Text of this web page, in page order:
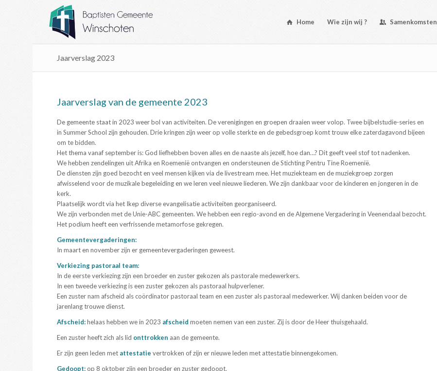
Home Wie zijn wij ? Samenkomsten
Jaarverslag 2023
Jaarverslag van de gemeente 2023
De gemeente staat in 2023 weer bol van activiteiten. De verenigingen en groepen draaien weer volop. Twee bijbelstudie-series en
in Summer School zijn gehouden. Drie kringen zijn weer op volle sterkte en de gebedsgroep komt trouw elke zaterdagavond bijeen
om te bidden.
Het thema vanaf september is: God liefhebben boven alles en de naaste als jezelf, hoe dan…? Dit geeft veel stof tot nadenken.
We hebben zendelingen uit Afrika en Roemenië ontvangen en ondersteunen de Stichting Pentru Tine Roemenië.
De diensten zijn goed bezocht en veel mensen kijken via de livestream mee. Het muziekteam en de muziekgroep zorgen
afwisselend voor de muzikale begeleiding en we leren veel nieuwe liederen. We zijn dankbaar voor de kinderen en jongeren in de
kerk.
Plaatselijk wordt via het Ikep diverse evangelisatie activiteiten georganiseerd.
We zijn verbonden met de Unie-ABC gemeenten. We hebben een regio-avond en de Algemene Vergadering in Veenendaal bezocht.
Het podium heeft een verfrissende metamorfose gekregen.
Gemeentevergaderingen:
In maart en november zijn er gemeentevergaderingen geweest.
Verkiezing pastoraal team:
In de eerste verkiezing zijn een broeder en zuster gekozen als pastorale medewerkers.
In een tweede verkiezing is een zuster gekozen als pastoraal hulpverlener.
Een zuster nam afscheid als coördinator pastoraal team en een zuster als pastoraal medewerker. Wij danken beiden voor de
jarenlang trouwe dienst.
Afscheid:helaas hebben we in 2023 afscheid moeten nemen van een zuster. Zij is door de Heer thuisgehaald.
Een zuster heeft zich als lid onttrokken aan de gemeente.
Er zijn geen leden met attestatievertrokken of zijn er nieuwe leden met attestatie binnengekomen.
Gedoopt:op 8 oktober zijn een broeder en zuster gedoopt.